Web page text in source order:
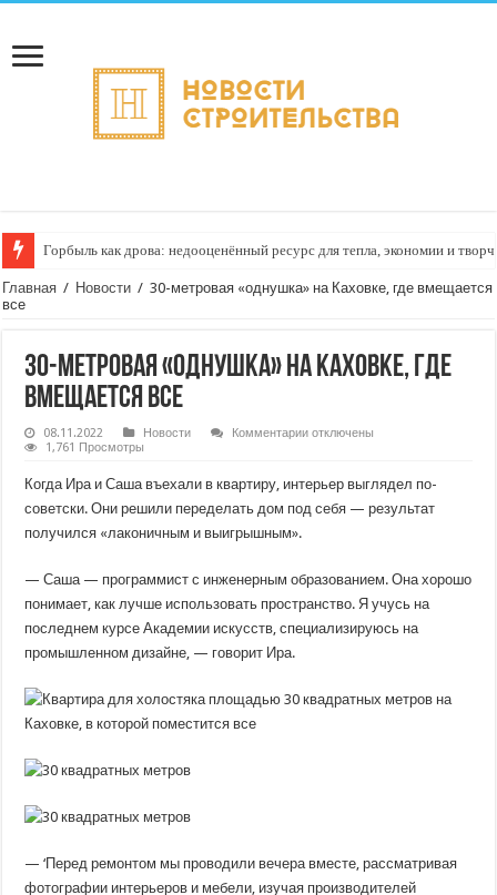
Горбыль как дрова: недооценённый ресурс для тепла, экономии и
Главная / Новости / 30-метровая «однушка» на Каховке, где вмещается
все
30-метровая «однушка» на Каховке, где
вмещается все
08.11.2022 Новости Комментариик
«однушка»
на
Каховке,
отключены
1,761 Просмотры
Когда Ира и Саша въехали в квартиру, интерьер выглядел по-
советски. Они решили переделать дом под себя — результат
получился «лаконичным и выигрышным».
— Саша — программист с инженерным образованием. Она хорошо
понимает, как лучше использовать пространство. Я учусь на
последнем курсе Академии искусств, специализируюсь на
промышленном дизайне, — говорит Ира.
— ‘Перед ремонтом мы проводили вечера вместе, рассматривая
фотографии интерьеров и мебели, изучая производителей